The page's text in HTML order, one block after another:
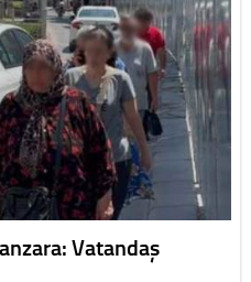
Vatandaş